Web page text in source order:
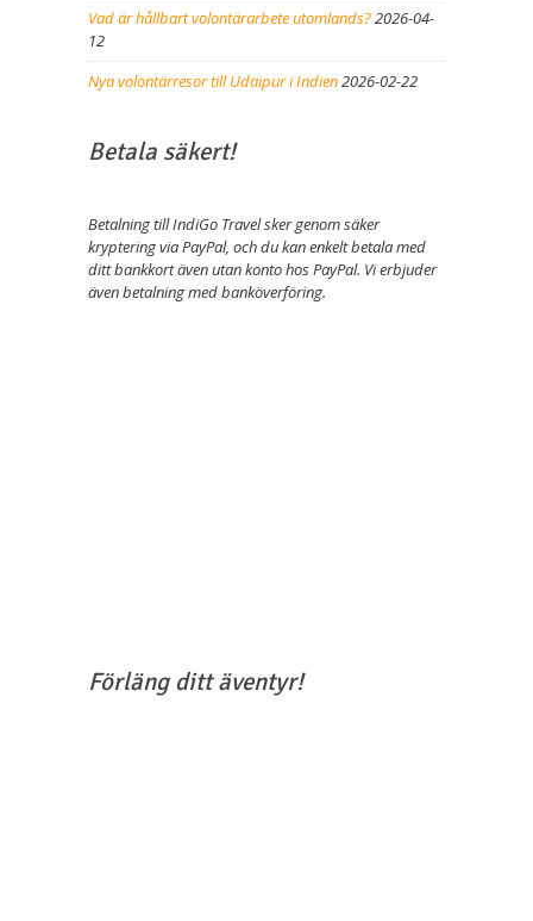
Vad är hållbart volontärarbete utomlands?2026-04-
12
Nya volontärresor till Udaipur i Indien2026-02-22
Betala säkert!
Betalning till IndiGo Travel sker genom säker
kryptering via PayPal, och du kan enkelt betala med
ditt bankkort även utan konto hos PayPal. Vi erbjuder
även betalning med banköverföring.
Förläng ditt äventyr!